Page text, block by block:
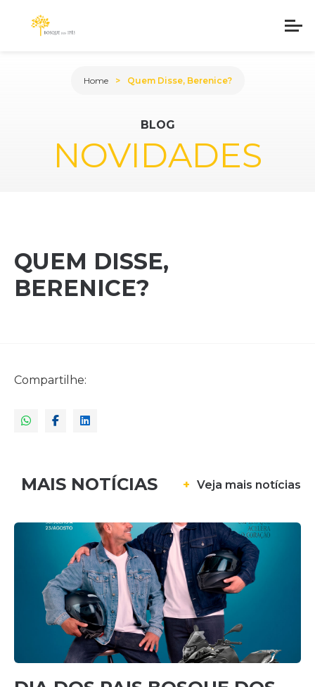
BLOG
NOVIDADES
Home Quem Disse, Berenice?
QUEM DISSE,
BERENICE?
Compartilhe:
MAIS NOTÍCIAS + Veja mais notícias